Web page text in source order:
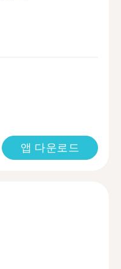
앱 다운로드